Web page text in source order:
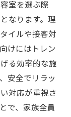
室を選ぶ際
なります。理
イルや接客対
けにはトレン
る効率的な施
安全でリラッ
対応が重視さ
で、家族全員